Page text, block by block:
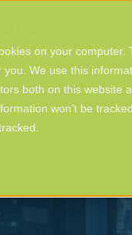
on your
We use this
both on this website
won’t be